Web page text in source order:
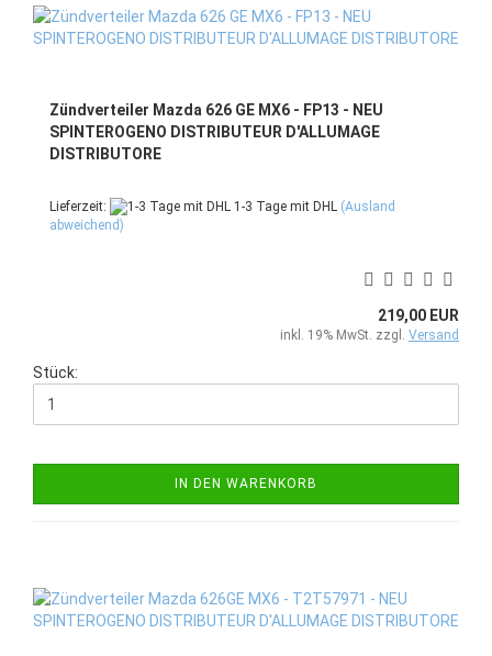
Zündverteiler Mazda 626 GE MX6 - FP13 - NEU
SPINTEROGENO DISTRIBUTEUR D'ALLUMAGE
DISTRIBUTORE
Lieferzeit: 1-3 Tage mit DHL (Ausland
abweichend)
219,00 EUR
inkl. 19% MwSt. zzgl. Versand
Stück:
IN DEN WARENKORB